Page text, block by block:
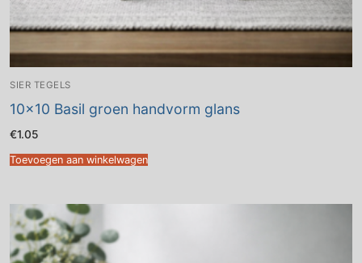
SIER TEGELS
10×10 Basil groen handvorm glans
€1.05
Toevoegen aan winkelwagen